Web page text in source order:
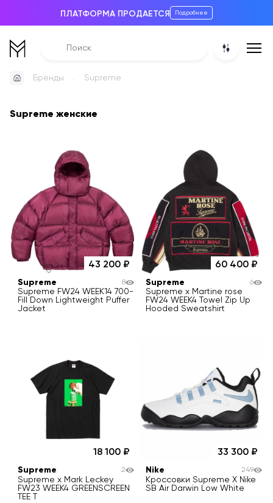
ПЛАТФОРМА ПРОДАЕТСЯ Подробнее
Бренды Supreme
Supreme женские
43 200
Supreme
Supreme FW24 WEEK14 700-
Fill Down Lightweight Puffer
Jacket
8
60 400
Supreme
Supreme x Martine rose
FW24 WEEK4 Towel Zip Up
Hooded Sweatshirt
6
18 100
Supreme
Supreme x Mark Leckey
FW23 WEEK4 GREENSCREEN
TEE T
2
33 300
Nike
Кроссовки Supreme X Nike
SB Air Darwin Low White
249